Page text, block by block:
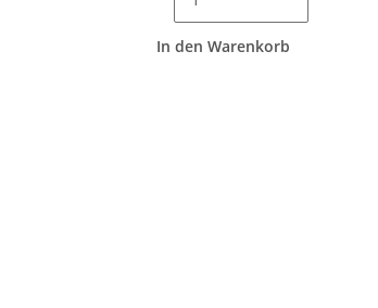
In den Warenkorb